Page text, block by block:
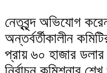
নেতৃবৃন্দ অভিযোগ
অন্তর্বর্তীকালীন
প্রায় ৬০ হাজার